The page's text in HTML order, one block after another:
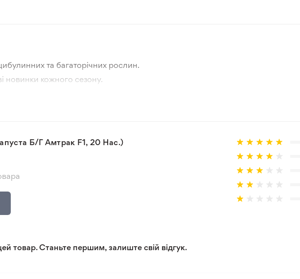
та багаторічних рослин.
новинки кожного сезону.
Співпадіння фотографії товара та реальної рослини.
Б/Г Амтрак F1, 20 Нас.)
товар. Станьте першим, залиште свій відгук.